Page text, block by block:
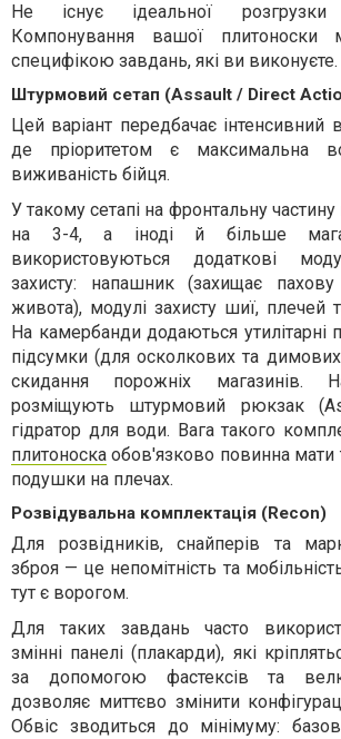
Не існує ідеальної
Компонування вашої плитоноски
специфікою завдань, які ви виконуєте.
Штурмовий сетап (Assault / Direct
Цей варіант передбачає інтенсивний
де пріоритетом є максимальна
виживаність бійця.
У такому сетапі на фронтальну частину
на 3-4, а іноді й більше
використовуються додаткові
захисту: напашник (захищає
живота), модулі захисту шиї, плечей
На камербанди додаються утилітарні
підсумки (для осколкових та
скидання порожніх магазинів.
розміщують штурмовий рюкзак
гідратор для води. Вага такого
плитоноска обов'язково повинна мати
подушки на плечах.
Розвідувальна комплектація (Recon)
Для розвідників, снайперів та
зброя — це непомітність та
тут є ворогом.
Для таких завдань часто
змінні панелі (плакарди), які
за допомогою фастексів та
дозволяє миттєво змінити
Обвіс зводиться до мінімуму: